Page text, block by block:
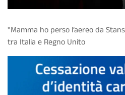
"Mamma ho perso l’aereo da
tra Italia e Regno Unito